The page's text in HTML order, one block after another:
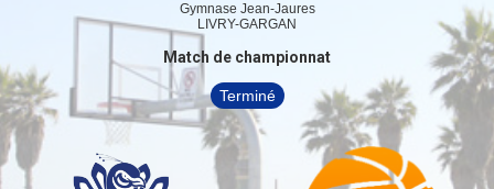
Gymnase Jean-Jaures
LIVRY-GARGAN
Match de championnat
Terminé